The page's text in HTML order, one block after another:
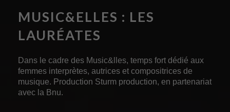
MUSIC&ELLES : LES
LAURÉATES
Dans le cadre des Music&lles, temps fort dédié aux
femmes interprètes, autrices et compositrices de
musique. Production Sturm production, en partenariat
avec la Bnu.